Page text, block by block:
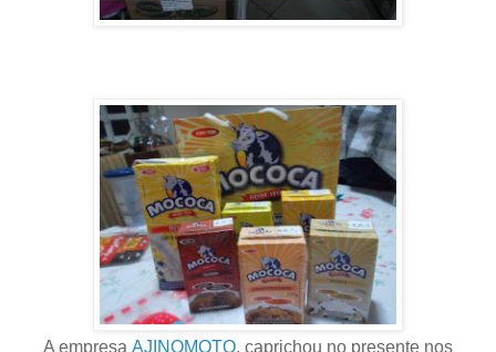
A empresa AJINOMOTO, caprichou no presente nos